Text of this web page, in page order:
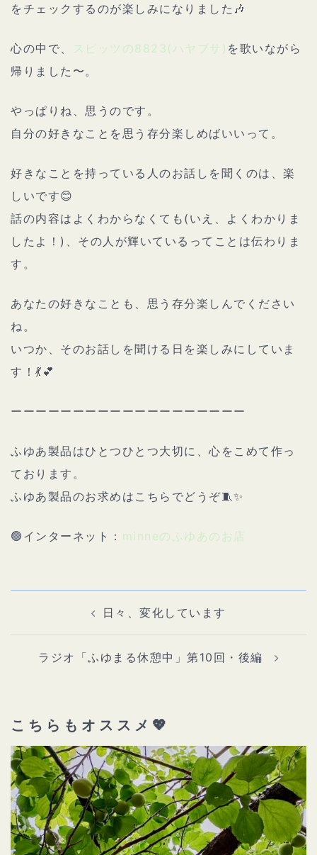
をチェックするのが楽しみになりました🎶
心の中で、 スピッツの8823(ハヤブサ) を歌いながら
帰りました〜。
やっぱりね、思うのです。
自分の好きなことを思う存分楽しめばいいって。
好きなことを持っている人のお話しを聞くのは、楽
しいです😊
話の内容はよくわからなくても(いえ、よくわかりま
したよ！)、その人が輝いているってことは伝わりま
す。
あなたの好きなことも、思う存分楽しんでください
ね。
いつか、そのお話しを聞ける日を楽しみにしていま
す！💃💕
ーーーーーーーーーーーーーーーーーーー
ふゆあ製品はひとつひとつ大切に、心をこめて作っ
ております。
ふゆあ製品のお求めはこちらでどうぞ🧵✨
🟢インターネット： minneのふゆあのお店
投
ー
日々、変化しています
ラジオ「ふゆまる休憩中」第10回・後編
こちらもオススメ💖